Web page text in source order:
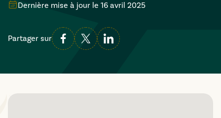
Dernière mise à jour le 16 avril 2025
Partager sur